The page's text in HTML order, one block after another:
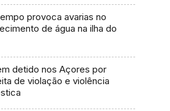
provoca avarias no
de água na ilha do
detido nos Açores por
de violação e violência